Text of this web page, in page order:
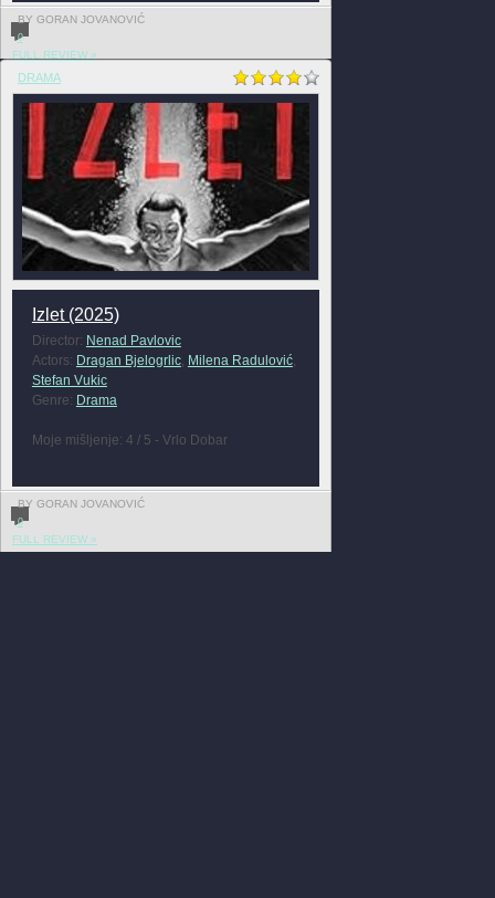
BY GORAN JOVANOVIĆ
0
FULL REVIEW »
DRAMA
Izlet (2025)
Director: Nenad Pavlovic
Actors: Dragan Bjelogrlic, Milena Radulović,
Stefan Vukic
Genre: Drama
Moje mišljenje: 4 / 5 - Vrlo Dobar
BY GORAN JOVANOVIĆ
0
FULL REVIEW »